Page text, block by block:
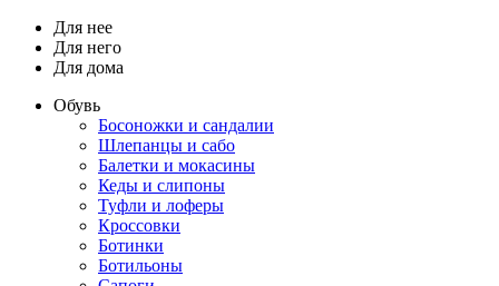
Для нее
Для него
Для дома
Обувь
Босоножки и сандалии
Шлепанцы и сабо
Балетки и мокасины
Кеды и слипоны
Туфли и лоферы
Кроссовки
Ботинки
Ботильоны